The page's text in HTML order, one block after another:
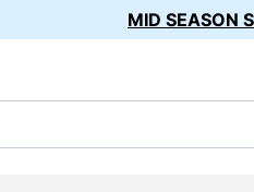
MID SEASON